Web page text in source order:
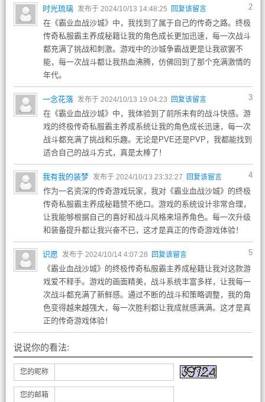
2
时光琉璃 发布于 2024/10/13 14:48:25 回复该留言
在《霸业血战沙城》中，我找到了属于自己的传奇之路。终极
传奇私服霸主养成秘籍让我的角色成长更加迅速，每一次战斗
都充满了挑战和刺激。游戏中的沙城争霸战更是让我欲罢不
能，每一次战斗都让我热血沸腾，仿佛回到了那个充满激情的
年代。
3
一念花落 发布于 2024/10/13 19:04:23 回复该留言
在《霸业血战沙城》中，我体验到了前所未有的战斗快感。游
戏的终极传奇私服霸主养成系统让我的角色成长迅速，每一次
战斗都充满了挑战和乐趣。无论是PVE还是PVP，我都能找到
适合自己的战斗方式，真是太棒了！
4
我有我的装梦 发布于 2024/10/13 23:32:27 回复该留言
作为一名资深的传奇游戏玩家，我对《霸业血战沙城》的终极
传奇私服霸主养成秘籍赞不绝口。游戏的系统设计非常合理，
让我能够根据自己的喜好和战斗风格来培养角色。每一次升级
和装备提升都让我兴奋不已，这才是真正的传奇游戏体验！
5
识愿 发布于 2024/10/14 4:07:28 回复该留言
《霸业血战沙城》的终极传奇私服霸主养成秘籍让我对这款游
戏爱不释手。游戏的画面精美，战斗系统丰富多样，让我每一
次战斗都充满了新鲜感。通过不断的战斗和策略调整，我的角
色变得越来越强大，每一次胜利都让我成就感满满。这才是真
正的传奇游戏体验！
说说你的看法:
您的昵称
您的邮箱